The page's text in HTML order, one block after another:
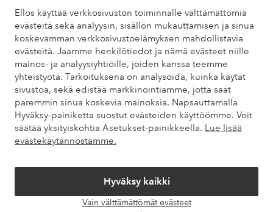
Ellos käyttää verkkosivuston toiminnalle välttämättömiä
evästeitä sekä analyysin, sisällön mukauttamisen ja sinua
koskevamman verkkosivustoelämyksen mahdollistavia
evästeitä. Jaamme henkilötiedot ja nämä evästeet niille
mainos- ja analyysiyhtiöille, joiden kanssa teemme
yhteistyötä. Tarkoituksena on analysoida, kuinka käytät
sivustoa, sekä edistää markkinointiamme, jotta saat
paremmin sinua koskevia mainoksia. Napsauttamalla
Hyväksy-painiketta suostut evästeiden käyttöömme. Voit
säätää yksityiskohtia Asetukset-painikkeella. Lue lisää
evästekäytännöstämme.
Hyväksy kaikki
Vain välttämättömät evästeet
Löydät vastaukset useimmin kysyttyihin kysymyksiin usein
kysytyistä kysymyksistä. Löydät myös tietoa siitä, miten voit ottaa
meihin yhteyttä.
Asiakaspalvelu Tilaukset Maksutavat
Omat sivut